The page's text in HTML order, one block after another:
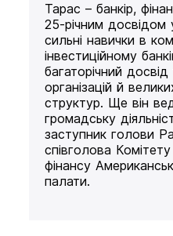
Тарас – банкір,
25-річним досвідом
сильні навички в
інвестиційному
багаторічний
організацій й
структур. Ще він
громадську
заступник голови
співголова
фінансу
палати.